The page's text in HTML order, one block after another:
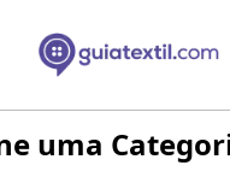
uma